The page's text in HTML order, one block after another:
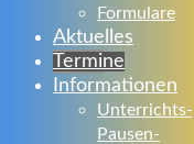
Formulare
Aktuelles
Termine
Informationen
Unterrichts-
Pausen-